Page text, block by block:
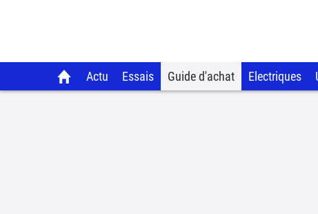
Actu Essais Guide d'achat Electriques